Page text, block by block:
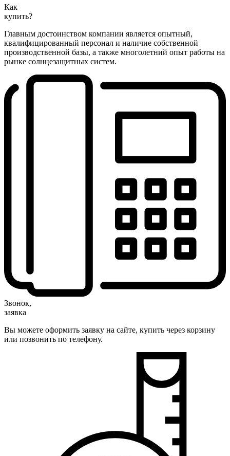
Как
купить?
Главным достоинством компании является опытный,
квалифицированный персонал и наличие собственной
производственной базы, а также многолетний опыт работы на
рынке солнцезащитных систем.
Звонок,
заявка
Вы можете оформить заявку на сайте, купить через корзину
или позвонить по телефону.